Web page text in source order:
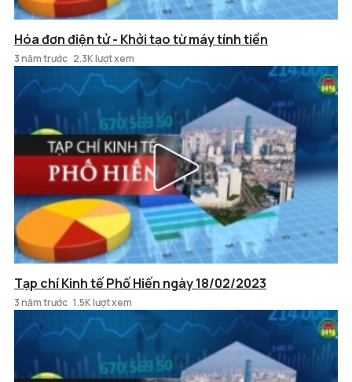
Hóa đơn điện tử - Khởi tạo từ máy tính tiền
3 năm trước 2.3K lượt xem
Tạp chí Kinh tế Phố Hiến ngày 18/02/2023
3 năm trước 1.5K lượt xem